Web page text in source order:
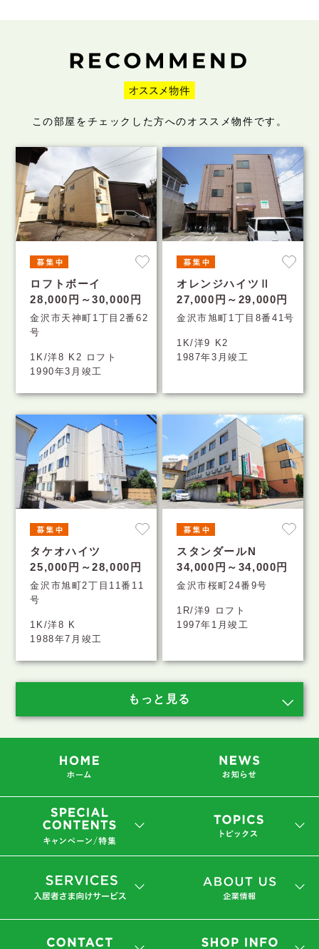
この部屋をチェックした方へのオススメ物件です。
ロフトボーイ
28,000円～30,000円
金沢市天神町1丁目2番62
号
1K/洋8 K2 ロフト
1990年3月竣工
オレンジハイツⅡ
27,000円～29,000円
金沢市旭町1丁目8番41号
1K/洋9 K2
1987年3月竣工
タケオハイツ
25,000円～28,000円
金沢市旭町2丁目11番11
号
1K/洋8 K
1988年7月竣工
スタンダールN
34,000円～34,000円
金沢市桜町24番9号
1R/洋9 ロフト
1997年1月竣工